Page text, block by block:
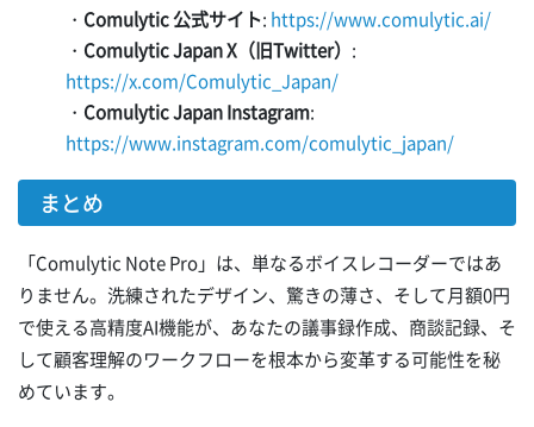
・ Comulytic 公式サイト: https://www.comulytic.ai/
・ Comulytic Japan X（旧Twitter） :
https://x.com/Comulytic_Japan/
・ Comulytic Japan Instagram:
https://www.instagram.com/comulytic_japan/
まとめ
「Comulytic Note Pro」は、単なるボイスレコーダーではあ
りません。洗練されたデザイン、驚きの薄さ、そして月額0円
で使える高精度AI機能が、あなたの議事録作成、商談記録、そ
して顧客理解のワークフローを根本から変革する可能性を秘
めています。